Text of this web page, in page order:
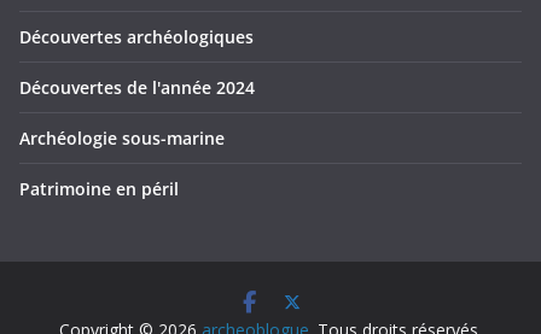
Découvertes archéologiques
Découvertes de l'année 2024
Archéologie sous-marine
Patrimoine en péril